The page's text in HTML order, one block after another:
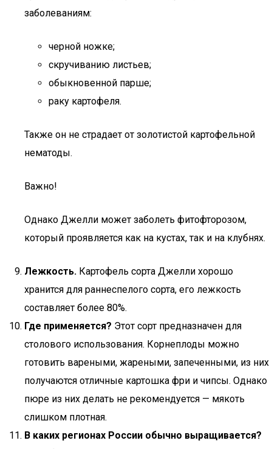
заболеваниям:
черной ножке;
скручиванию листьев;
обыкновенной парше;
раку картофеля.
Также он не страдает от золотистой картофельной
нематоды.
Важно!
Однако Джелли может заболеть фитофторозом,
который проявляется как на кустах, так и на клубнях.
Лежкость. Картофель сорта Джелли хорошо
хранится для раннеспелого сорта, его лежкость
составляет более 80%.
Где применяется? Этот сорт предназначен для
столового использования. Корнеплоды можно
готовить вареными, жареными, запеченными, из них
получаются отличные картошка фри и чипсы. Однако
пюре из них делать не рекомендуется — мякоть
слишком плотная.
В каких регионах России обычно выращивается?